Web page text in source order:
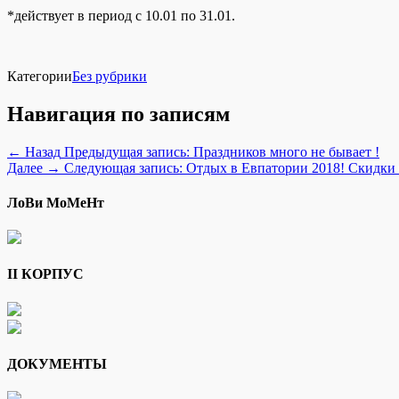
*действует в период с 10.01 по 31.01.
КатегорииБез рубрики
Навигация по записям
← Назад Предыдущая запись: Праздников много не бывает !
Далее → Следующая запись: Отдых в Евпатории 2018! Скидки
ЛоВи МоМеНт
II КОРПУС
ДОКУМЕНТЫ